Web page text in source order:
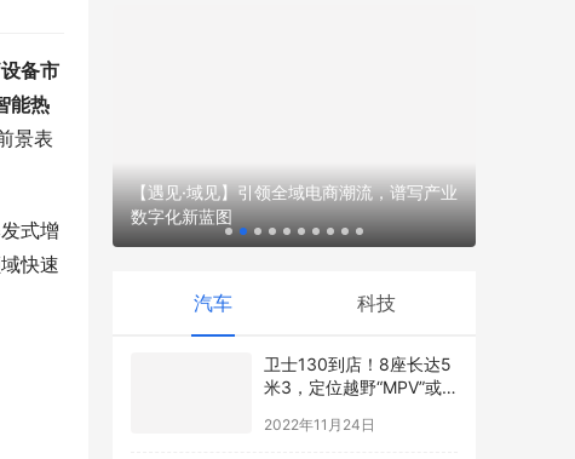
备市
能热
景表
式增
快速
【遇见·域见】引领全域电商潮流，谱写产业
数字化新蓝图
汽车 科技
卫士130到店！8座长达5
米3，定位越野“MPV”或
2022年11月24日